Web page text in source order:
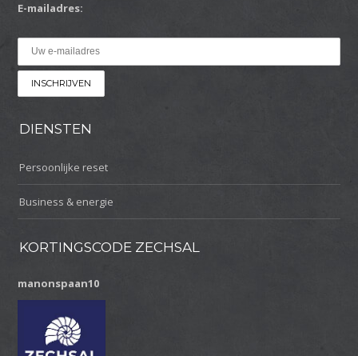
E-mailadres:
DIENSTEN
Persoonlijke reset
Business & energie
KORTINGSCODE ZECHSAL
manonspaan10